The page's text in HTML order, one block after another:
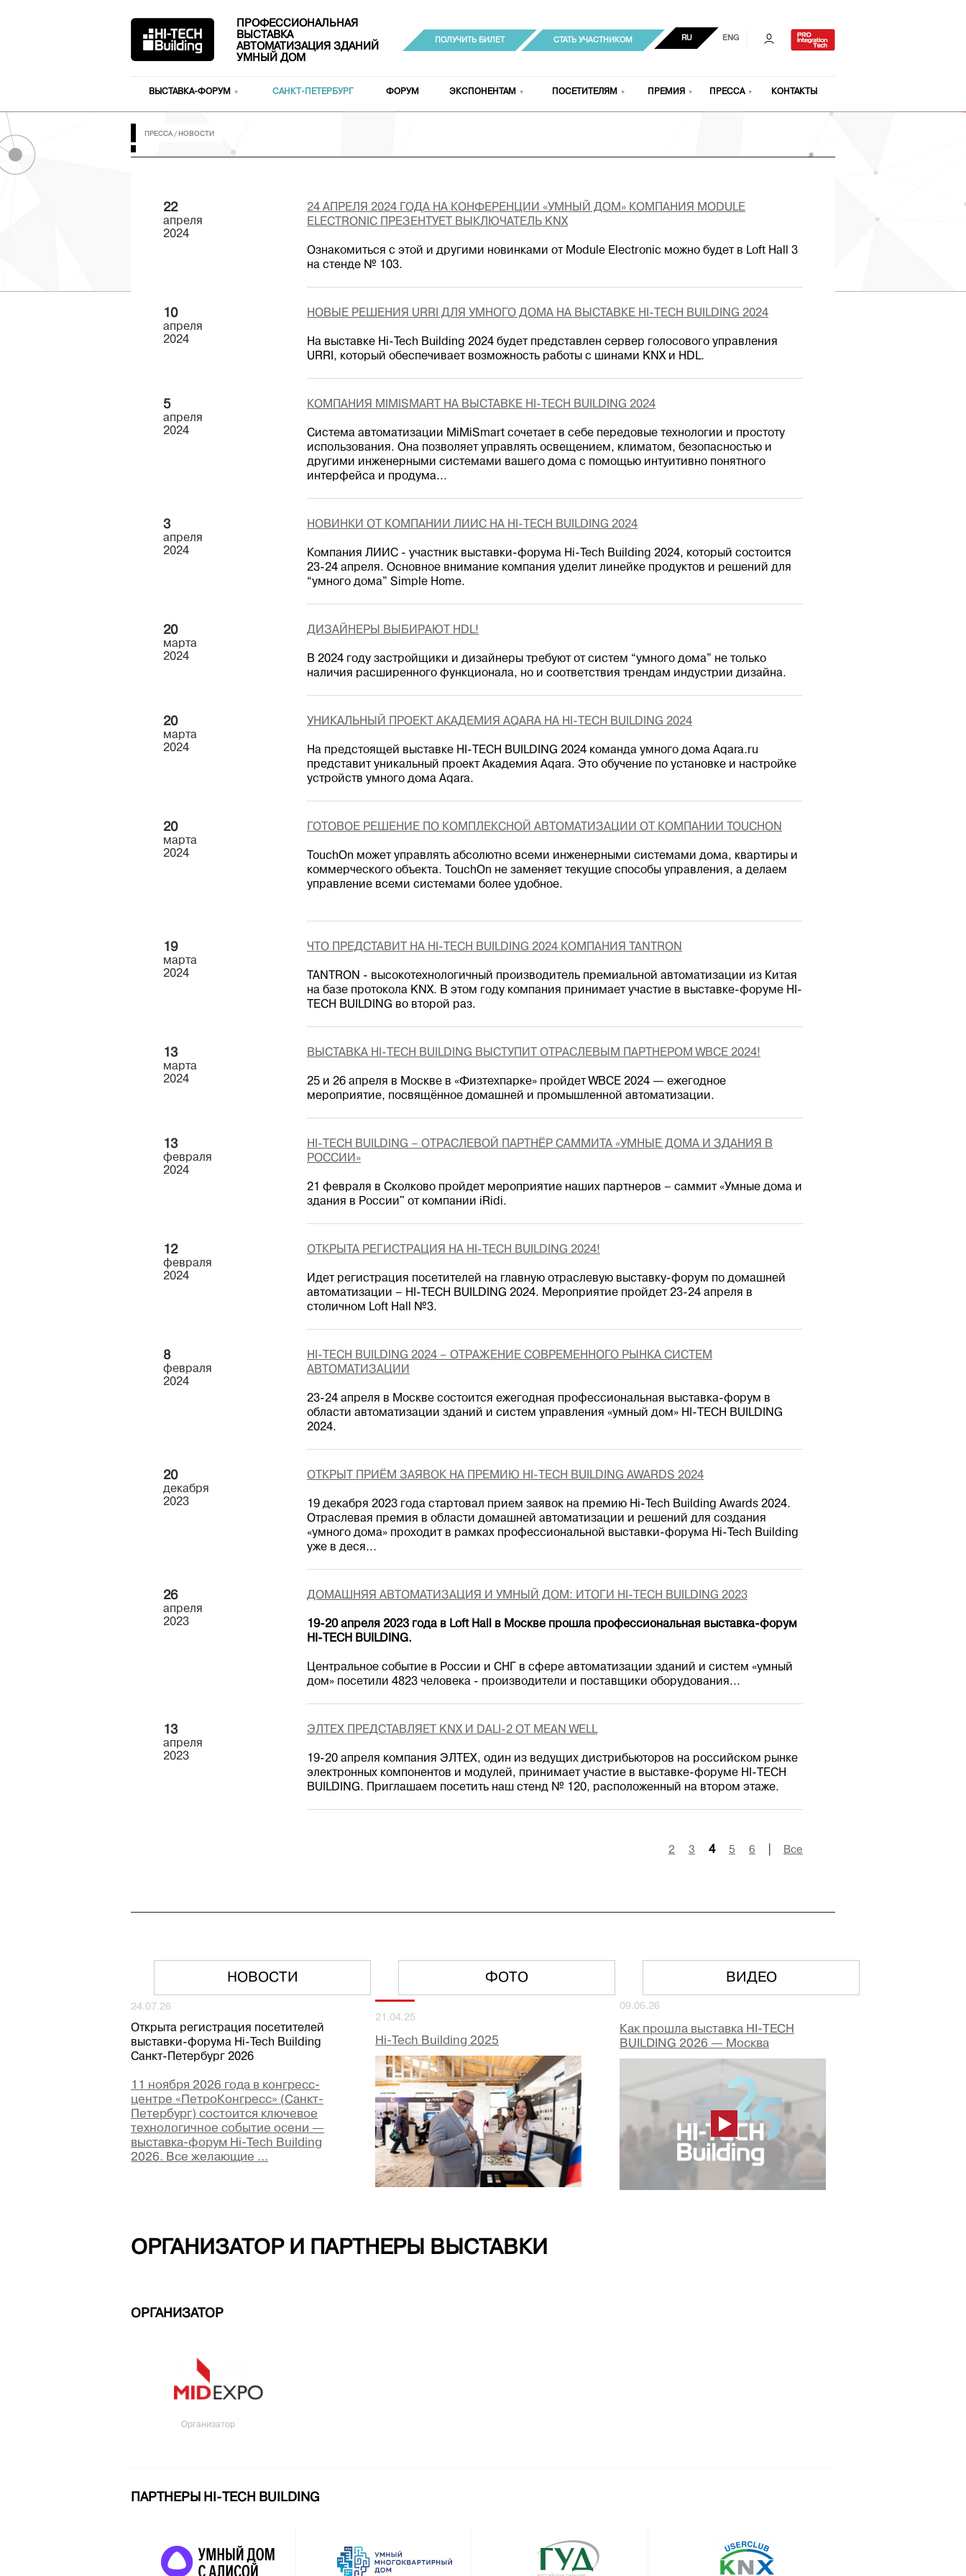
ПОЛУЧИТЬ БИЛЕТ СТАТЬ УЧАСТНИКОМ RU ENG
ПРОФЕССИОНАЛЬНАЯ
ВЫСТАВКА
АВТОМАТИЗАЦИЯ ЗДАНИЙ
УМНЫЙ ДОМ
ВЫСТАВКА-ФОРУМ САНКТ-ПЕТЕРБУРГ ФОРУМ ЭКСПОНЕНТАМ ПОСЕТИТЕЛЯМ ПРЕМИЯ ПРЕССА КОНТАКТЫ
ПРЕССА / НОВОСТИ
22
апреля
2024
24 АПРЕЛЯ 2024 ГОДА НА КОНФЕРЕНЦИИ «УМНЫЙ ДОМ» КОМПАНИЯ MODULE
ELECTRONIC ПРЕЗЕНТУЕТ ВЫКЛЮЧАТЕЛЬ KNX
Ознакомиться с этой и другими новинками от Module Electronic можно будет в Loft Hall 3
на стенде № 103.
10
апреля
2024
НОВЫЕ РЕШЕНИЯ URRI ДЛЯ УМНОГО ДОМА НА ВЫСТАВКЕ HI-TECH BUILDING 2024
На выставке Hi-Tech Building 2024 будет представлен сервер голосового управления
URRI, который обеспечивает возможность работы с шинами KNX и HDL.
5
апреля
2024
КОМПАНИЯ MIMISMART НА ВЫСТАВКЕ HI-TECH BUILDING 2024
Система автоматизации MiMiSmart сочетает в себе передовые технологии и простоту
использования. Она позволяет управлять освещением, климатом, безопасностью и
другими инженерными системами вашего дома с помощью интуитивно понятного
интерфейса и продума...
3
апреля
2024
НОВИНКИ ОТ КОМПАНИИ ЛИИС НА HI-TECH BUILDING 2024
Компания ЛИИС - участник выставки-форума Hi-Tech Building 2024, который состоится
23-24 апреля. Основное внимание компания уделит линейке продуктов и решений для
“умного дома” Simple Home.
20
марта
2024
ДИЗАЙНЕРЫ ВЫБИРАЮТ HDL!
В 2024 году застройщики и дизайнеры требуют от систем “умного дома” не только
наличия расширенного функционала, но и соответствия трендам индустрии дизайна.
20
марта
2024
УНИКАЛЬНЫЙ ПРОЕКТ АКАДЕМИЯ AQARA НА HI-TECH BUILDING 2024
На предстоящей выставке HI-TECH BUILDING 2024 команда умного дома Aqara.ru
представит уникальный проект Академия Aqara. Это обучение по установке и настройке
устройств умного дома Aqara.
20
марта
2024
ГОТОВОЕ РЕШЕНИЕ ПО КОМПЛЕКСНОЙ АВТОМАТИЗАЦИИ ОТ КОМПАНИИ TOUCHON
TouchOn может управлять абсолютно всеми инженерными системами дома, квартиры и
коммерческого объекта. TouchOn не заменяет текущие способы управления, а делаем
управление всеми системами более удобное.
19
марта
2024
ЧТО ПРЕДСТАВИТ НА HI-TECH BUILDING 2024 КОМПАНИЯ TANTRON
TANTRON - высокотехнологичный производитель премиальной автоматизации из Китая
на базе протокола KNX. В этом году компания принимает участие в выставке-форуме HI-
TECH BUILDING во второй раз.
13
марта
2024
ВЫСТАВКА HI-TECH BUILDING ВЫСТУПИТ ОТРАСЛЕВЫМ ПАРТНЕРОМ WBCE 2024!
25 и 26 апреля в Москве в «Физтехпарке» пройдет WBCE 2024 — ежегодное
мероприятие, посвящённое домашней и промышленной автоматизации.
13
февраля
2024
HI-TECH BUILDING – ОТРАСЛЕВОЙ ПАРТНЁР САММИТА «УМНЫЕ ДОМА И ЗДАНИЯ В
РОССИИ»
21 февраля в Сколково пройдет мероприятие наших партнеров – саммит «Умные дома и
здания в России" от компании iRidi.
12
февраля
2024
ОТКРЫТА РЕГИСТРАЦИЯ НА HI-TECH BUILDING 2024!
Идет регистрация посетителей на главную отраслевую выставку-форум по домашней
автоматизации – HI-TECH BUILDING 2024. Мероприятие пройдет 23-24 апреля в
столичном Loft Hall №3.
8
февраля
2024
HI-TECH BUILDING 2024 – ОТРАЖЕНИЕ СОВРЕМЕННОГО РЫНКА СИСТЕМ
АВТОМАТИЗАЦИИ
23-24 апреля в Москве состоится ежегодная профессиональная выставка-форум в
области автоматизации зданий и систем управления «умный дом» HI-TECH BUILDING
2024.
20
декабря
2023
ОТКРЫТ ПРИЁМ ЗАЯВОК НА ПРЕМИЮ HI-TECH BUILDING AWARDS 2024
19 декабря 2023 года стартовал прием заявок на премию Hi-Tech Building Awards 2024.
Отраслевая премия в области домашней автоматизации и решений для создания
«умного дома» проходит в рамках профессиональной выставки-форума Hi-Tech Building
уже в деся...
26
апреля
2023
ДОМАШНЯЯ АВТОМАТИЗАЦИЯ И УМНЫЙ ДОМ: ИТОГИ HI-TECH BUILDING 2023
19-20 апреля 2023 года в Loft Hall в Москве прошла профессиональная выставка-форум
HI-TECH BUILDING.
Центральное событие в России и СНГ в сфере автоматизации зданий и систем «умный
дом» посетили 4823 человека - производители и поставщики оборудования...
13
апреля
2023
ЭЛТЕХ ПРЕДСТАВЛЯЕТ KNX И DALI-2 ОТ MEAN WELL
19-20 апреля компания ЭЛТЕХ, один из ведущих дистрибьюторов на российском рынке
электронных компонентов и модулей, принимает участие в выставке-форуме HI-TECH
BUILDING. Приглашаем посетить наш стенд № 120, расположенный на втором этаже.
2 3 4 5 6 Все
НОВОСТИ
24.07.26
Открыта регистрация посетителей
выставки-форума Hi-Tech Building
Санкт-Петербург 2026
11 ноября 2026 года в конгресс-
центре «ПетроКонгресс» (Санкт-
Петербург) состоится ключевое
технологичное событие осени —
выставка-форум Hi-Tech Building
2026. Все желающие ...
ФОТО
21.04.25
Hi-Tech Building 2025
ВИДЕО
09.06.26
Как прошла выставка HI-TECH
BUILDING 2026 — Москва
ОРГАНИЗАТОР И ПАРТНЕРЫ ВЫСТАВКИ
ОРГАНИЗАТОР
Организатор
ПАРТНЕРЫ HI-TECH BUILDING